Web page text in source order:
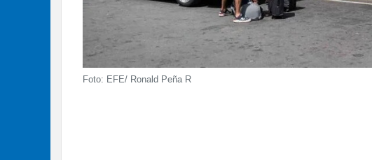
Foto: EFE/ Ronald Peña R